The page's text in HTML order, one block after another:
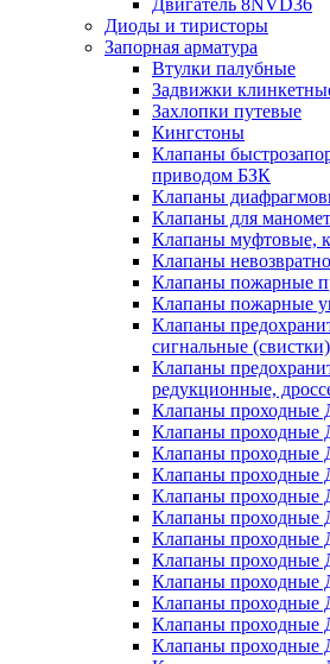
Диоды и тиристоры
Запорная арматура
Втулки палубные
Задвижки
Захлопки путевые
Кингстоны
Клапаны
приводом БЗК
Клапаны
Клапаны для
Клапаны муфтовые,
Клапаны
Клапаны пожарные
Клапаны пожарные
Клапаны
сигнальные (свистки)
Клапаны
редукционные,
Клапаны проходные
Клапаны проходные
Клапаны проходные
Клапаны проходные
Клапаны проходные
Клапаны проходные
Клапаны проходные
Клапаны проходные
Клапаны проходные
Клапаны проходные
Клапаны проходные
Клапаны проходные